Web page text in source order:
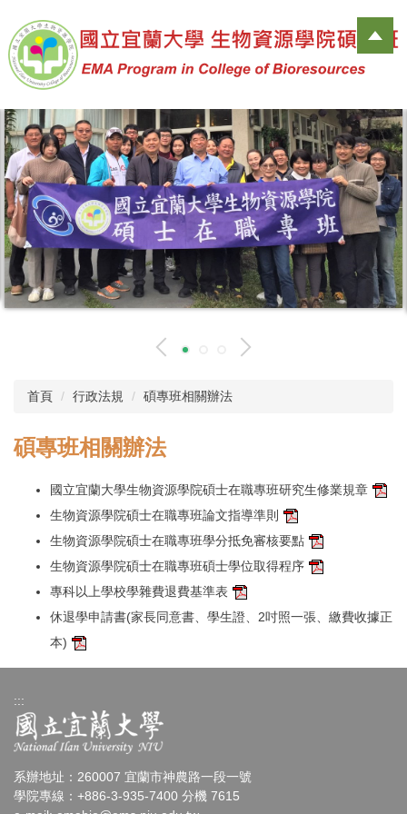
到
主
要
容
區
首頁 行政法規 碩專班相關辦法
碩專班相關辦法
國立宜蘭大學生物資源學院碩士在職專班研究生修業規章
生物資源學院碩士在職專班論文指導準則
生物資源學院碩士在職專班學分抵免審核要點
生物資源學院碩士在職專班碩士學位取得程序
專科以上學校學雜費退費基準表
休退學申請書(家長同意書、學生證、2吋照一張、繳費收據正
本)
:::
系辦地址：260007 宜蘭市神農路一段一號
學院專線：+886-3-935-7400 分機 7615